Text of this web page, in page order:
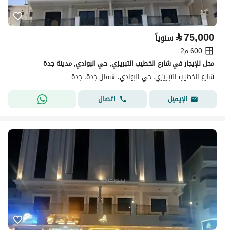
⃁75,000 سنوياً
600 م2
محل للإيجار في شارع الخطيب التبريزي, حي البوادي, مدينة جدة
شارع الخطيب التبريزي، حي البوادي، شمال جدة، جدة
الإيميل
اتصال